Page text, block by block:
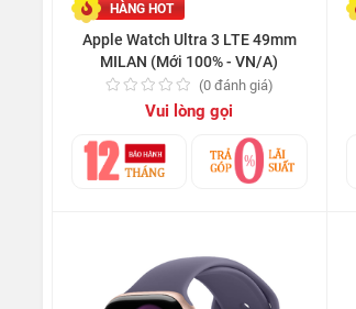
HÀNG HOT
Apple Watch Ultra 3 LTE 49mm
MILAN (Mới 100% - VN/A)
(0 đánh giá)
Vui lòng gọi